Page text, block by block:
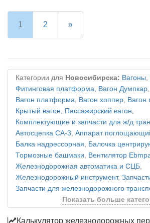
1 2 »
Категории для Новосибирска: Вагоны,
Фитинговая платформа, Вагон Думпкар,
Вагон платформа, Вагон хоппер, Вагон
Крытый вагон, Пассажирский вагон,
Комплектующие и запчасти для ж/д
Автосцепка СА-3, Аппарат
Балка надрессорная, Балочка
Тормозные башмаки, Вентилятор
Железнодорожная автоматика и СЦБ,
Железнодорожный инструмент,
Запчасти для железнодорожного
Показать больше
Калькулятор железнодорожных